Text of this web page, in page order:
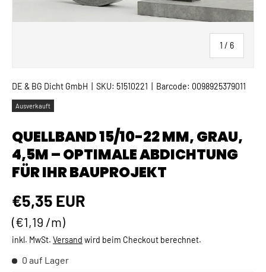
1 / von
6
DE & BG Dicht GmbH SKU: 51510221 Barcode: 0098925379011
Ausverkauft
QUELLBAND 15/10-22 MM, GRAU,
4,5M – OPTIMALE ABDICHTUNG
FÜR IHR BAUPROJEKT
Normaler Preis
€5,35 EUR
Grundpreis
€1,19 /m
inkl. MwSt. Versand wird beim Checkout berechnet.
0 auf Lager